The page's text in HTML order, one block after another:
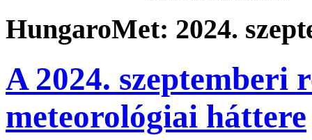
HungaroMet: 2024.
A 2024.
meteorológiai háttere